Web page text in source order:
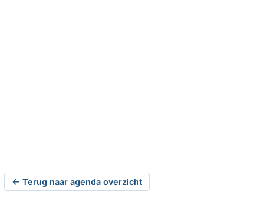
← Terug naar agenda overzicht